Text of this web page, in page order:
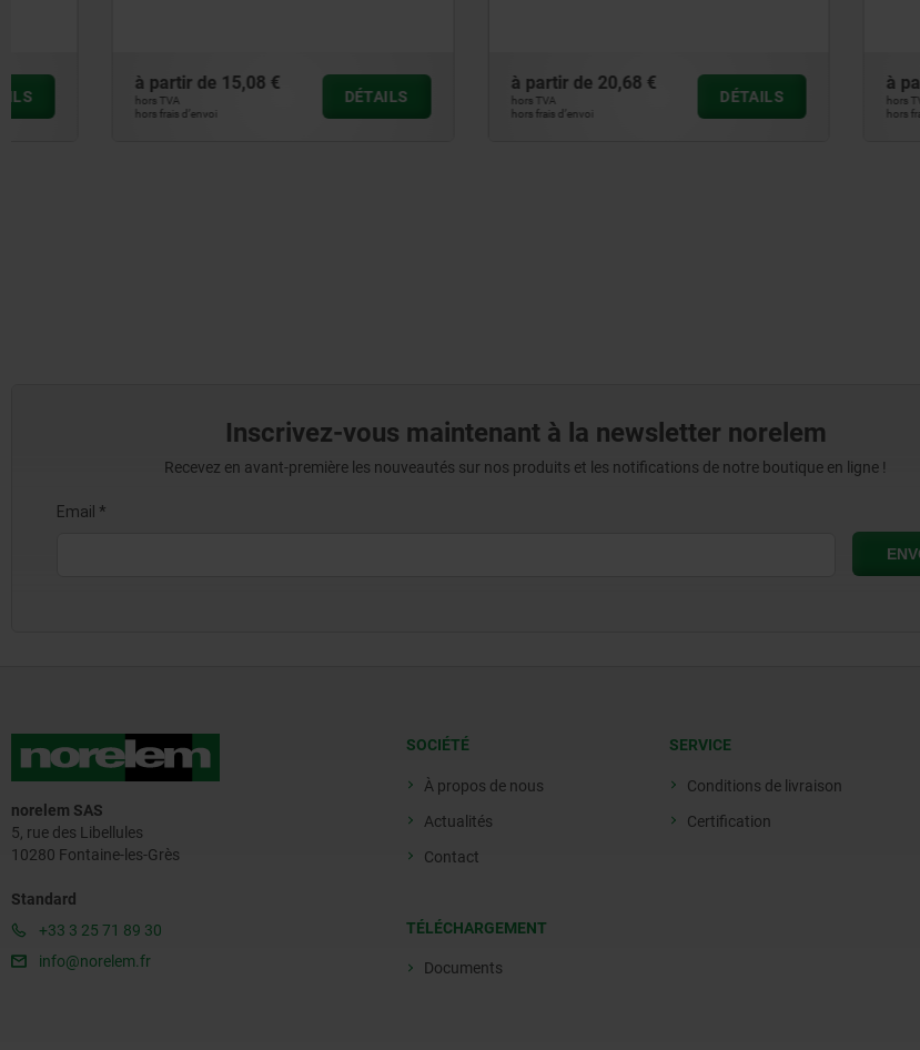
à partir de 15,08 €
hors frais d’envoi
DÉTAILS
à partir de 20,68 €
hors frais d’envoi
DÉTAILS
à partir de 1,27 €
hors frais d’envoi
Inscrivez-vous maintenant à la newsletter norelem
Recevez en avant-première les nouveautés sur nos produits et les notifications de notre boutique en ligne !
norelem SAS
5, rue des Libellules
10280 Fontaine-les-Grès
Standard
+33 3 25 71 89 30
info@norelem.fr
SOCIÉTÉ
À propos de nous
Actualités
Contact
TÉLÉCHARGEMENT
Documents
SERVICE
Conditions de livraison
Certification